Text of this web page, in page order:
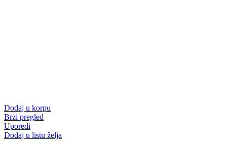
Dodaj u korpu
Brzi pregled
Uporedi
Dodaj u listu želja